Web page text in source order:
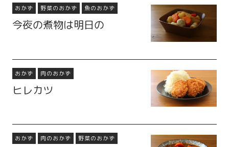
おかず 野菜のおかず 魚のおかず
今夜の煮物は明日の
おかず 肉のおかず
ヒレカツ
おかず 肉のおかず 野菜のおかず